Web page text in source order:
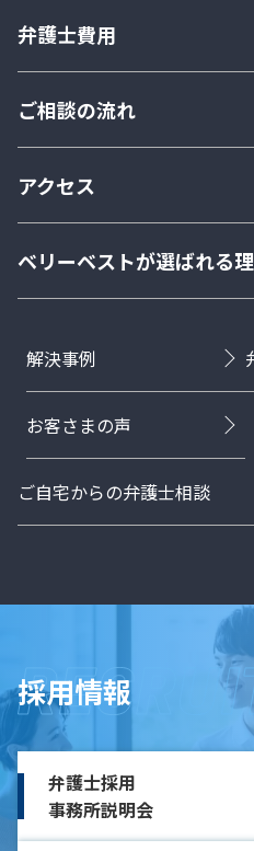
弁護士費用
ご相談の流れ
アクセス
ベリーベストが選ばれる
解決事例
お客さまの声
ご自宅からの弁護士相談
採用情報
弁護士採用
事務所説明会